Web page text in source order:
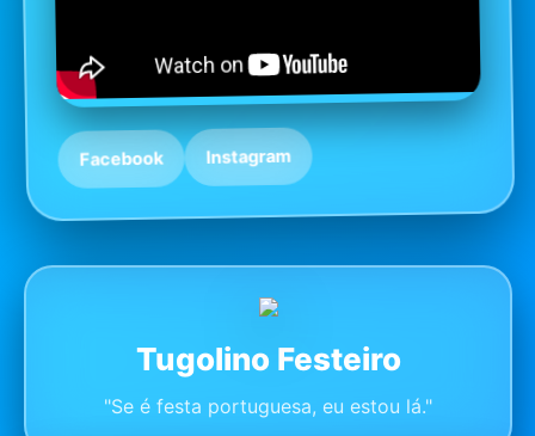
Facebook Instagram
Tugolino Festeiro
"Se é festa portuguesa, eu estou lá."